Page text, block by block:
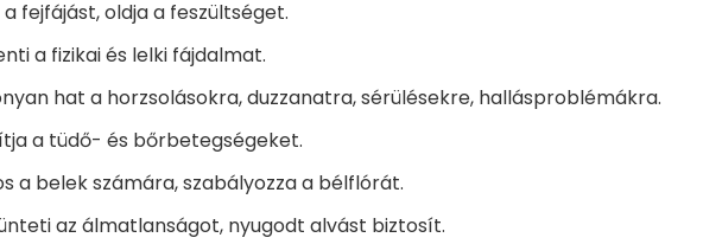
fejfájást, oldja a feszültséget.
a fizikai és lelki fájdalmat.
hat a horzsolásokra, duzzanatra, sérülésekre, hallásproblémákra.
a tüdő- és bőrbetegségeket.
a belek számára, szabályozza a bélflórát.
az álmatlanságot, nyugodt alvást biztosít.